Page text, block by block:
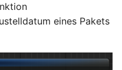
eines Pakets